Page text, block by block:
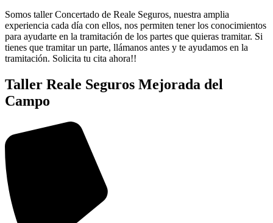
Somos taller Concertado de Reale Seguros, nuestra amplia
experiencia cada día con ellos, nos permiten tener los conocimientos
para ayudarte en la tramitación de los partes que quieras tramitar. Si
tienes que tramitar un parte, llámanos antes y te ayudamos en la
tramitación. Solicita tu cita ahora!!
Taller Reale Seguros Mejorada del
Campo